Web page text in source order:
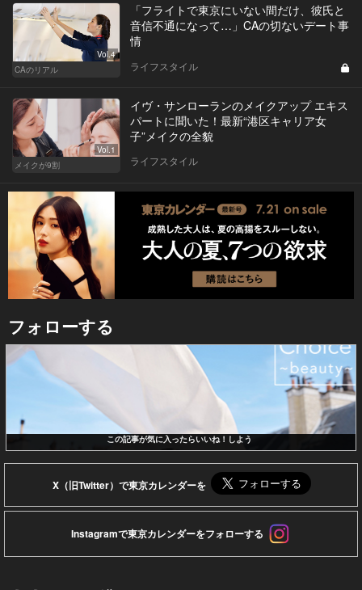
Vol.4
CAのリアル
「フライトで東京にいない間だけ、彼氏と
音信不通になって…」CAの切ないデート事
情
ライフスタイル
Vol.1
メイクが9割
イヴ・サンローランのメイクアップ エキス
パートに聞いた！最新“港区キャリア女
子”メイクの全貌
ライフスタイル
フォローする
この記事が気に入ったらいいね！しよう
X（旧Twitter）で東京カレンダーを
Instagramで東京カレンダーをフォローする